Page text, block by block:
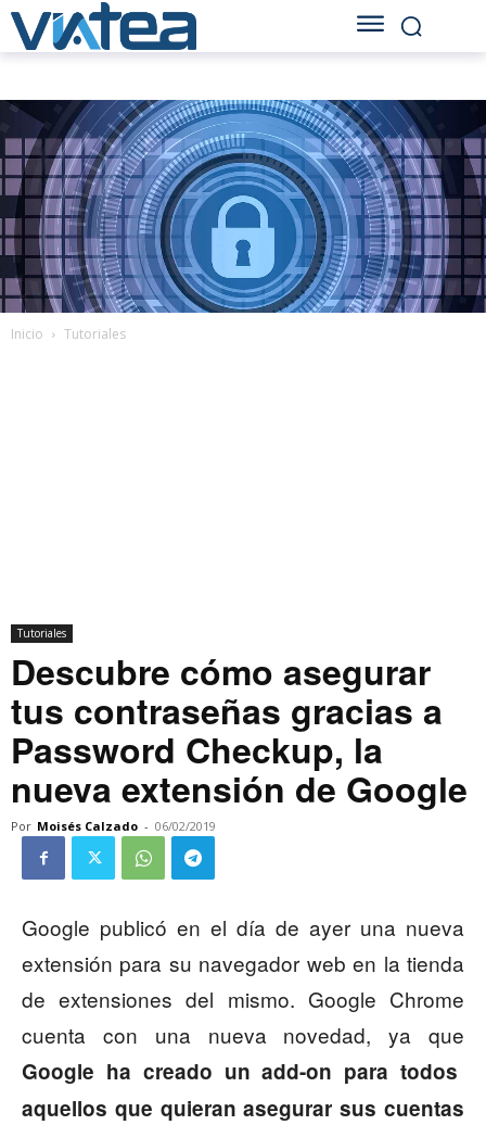
Inicio Tutoriales
Tutoriales
Descubre cómo asegurar
tus contraseñas gracias a
Password Checkup, la
nueva extensión de Google
Por Moisés Calzado - 06/02/2019
Google publicó en el día de ayer una nueva
extensión para su navegador web en la tienda
de extensiones del mismo. Google Chrome
cuenta con una nueva novedad, ya que
Google ha creado un add-on para todos
aquellos que quieran asegurar sus cuentas